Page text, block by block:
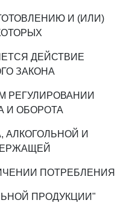
И (ИЛИ)
ДЕЙСТВИЕ
ЗАКОНА
РЕГУЛИРОВАНИИ
И ОБОРОТА
АЛКОГОЛЬНОЙ И
ПОТРЕБЛЕНИЯ
ПРОДУКЦИИ"